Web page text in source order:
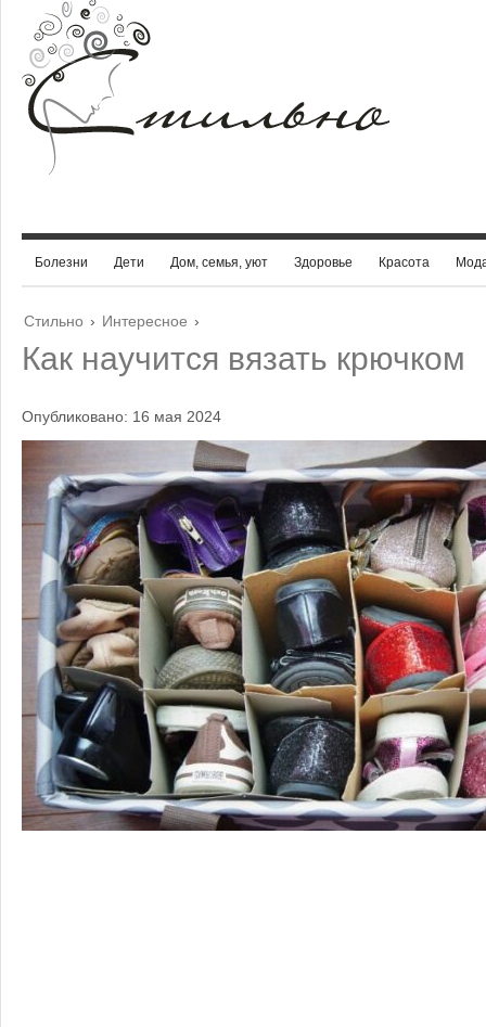
Болезни Дети Дом, семья, уют Здоровье Красота
Стильно › Интересное ›
Как научится вязать крючком
Опубликовано: 16 мая 2024